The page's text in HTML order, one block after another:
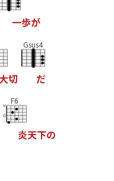
一歩が
切
Gsus4
だ
F6
炎天下の